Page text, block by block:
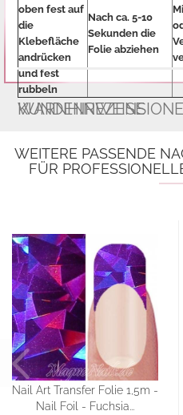
oben fest auf
die
Klebefläche
andrücken
und fest
rubbeln
Nach ca. 5-10
Sekunden die
Folie abziehen
WARNHINWEISE
WEITERE PASSENDE
FÜR
Nail Art Transfer Folie 1,5m -
Nail Foil - Fuchsia...